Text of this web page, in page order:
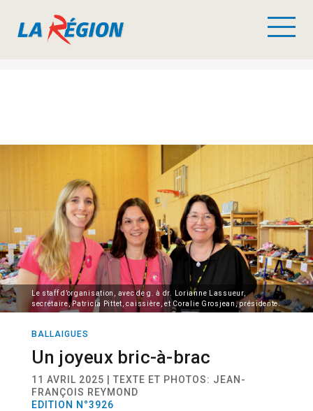
Le staff d’organisation, avec de g. à dr. Lorianne Lassueur,
secrétaire, Patricia Pittet, caissière, et Coralie Grosjean, présidente.
BALLAIGUES
Un joyeux bric-à-brac
11 AVRIL 2025 | TEXTE ET PHOTOS: JEAN-
FRANÇOIS REYMOND
EDITION N°3926